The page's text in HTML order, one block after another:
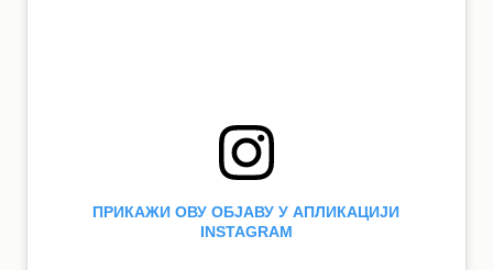
ПРИКАЖИ ОВУ ОБЈАВУ У АПЛИКАЦИЈИ
INSTAGRAM